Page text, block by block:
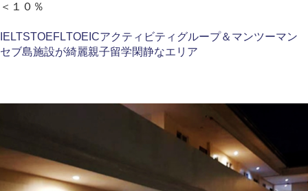
＜１０％
IELTSTOEFLTOEICアクティビティ グループ＆マンツーマン
セブ島施設が綺麗親子留学閑静なエリア